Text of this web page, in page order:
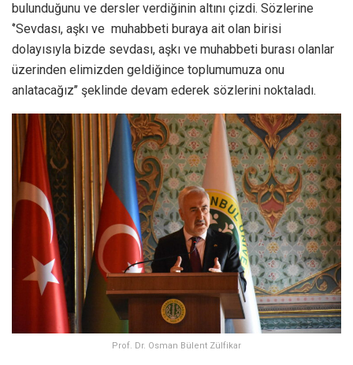
bulunduğunu ve dersler verdiğinin altını çizdi. Sözlerine
‘’Sevdası, aşkı ve muhabbeti buraya ait olan birisi
dolayısıyla bizde sevdası, aşkı ve muhabbeti burası olanlar
üzerinden elimizden geldiğince toplumumuza onu
anlatacağız’’ şeklinde devam ederek sözlerini noktaladı.
Prof. Dr. Osman Bülent Zülfikar